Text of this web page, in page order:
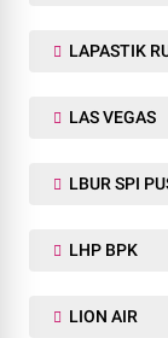
LAPASTIK
LAS VEGAS
LBUR SPI
LHP BPK
LION AIR